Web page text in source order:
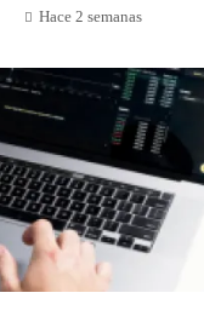
Hace 2 semanas